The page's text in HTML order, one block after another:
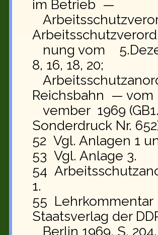
im Betrieb —
nung vom
8, 16, 18, 20;
Reichsbahn — vom
vember 1969
Sonderdruck Nr.
52 Vgl. Anlagen 1
53 Vgl. Anlage 3.
54
1.
55
Staatsverlag der
Berlin 1969, S. 204.